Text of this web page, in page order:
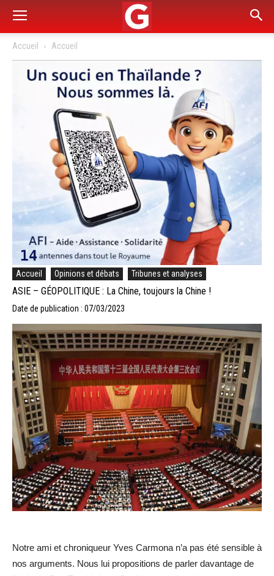
Accueil Accueil
Accueil Opinions et débats Tribunes et analyses
ASIE – GÉOPOLITIQUE : La Chine, toujours la Chine !
Date de publication : 07/03/2023
Notre ami et chroniqueur Yves Carmona n’a pas été sensible à
nos arguments. Nous lui propositions de parler davantage de